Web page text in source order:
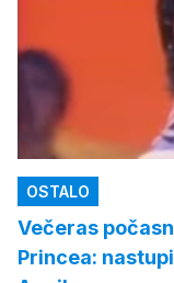
OSTALO
Večeras
Princea: